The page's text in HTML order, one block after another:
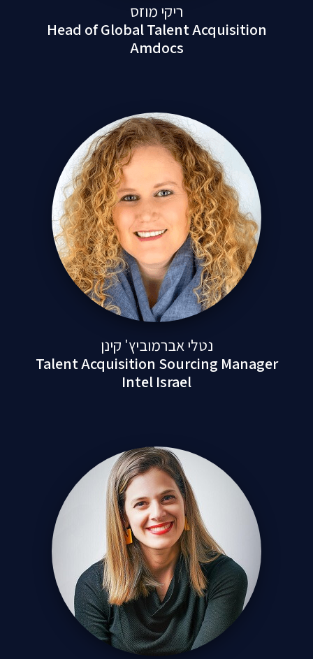
ריקי מוזס
Head of Global Talent Acquisition
Amdocs
נטלי אברמוביץ' קינן
Talent Acquisition Sourcing
Intel Israel